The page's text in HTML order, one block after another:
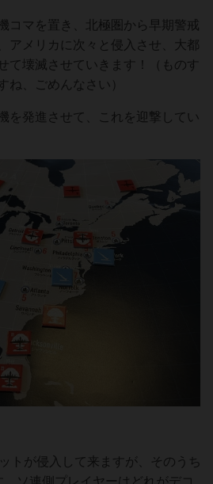
コマを置き、北極圏から早期警戒
アメリカに次々と侵入させ、大都
て壊滅させていきます！（ものす
ね、ごめんなさい）
を発進させて、これを迎撃してい
トが侵入して来ますが、そのうち
ソ連側プレイヤーはどれがデコ